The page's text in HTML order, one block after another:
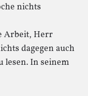
nichts
Arbeit, Herr
dagegen auch
lesen. In seinem